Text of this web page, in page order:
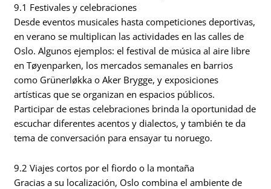
9.1 Festivales y celebraciones
Desde eventos musicales hasta competiciones deportivas,
en verano se multiplican las actividades en las calles de
Oslo. Algunos ejemplos: el festival de música al aire libre
en Tøyenparken, los mercados semanales en barrios
como Grünerløkka o Aker Brygge, y exposiciones
artísticas que se organizan en espacios públicos.
Participar de estas celebraciones brinda la oportunidad de
escuchar diferentes acentos y dialectos, y también te da
tema de conversación para ensayar tu noruego.
9.2 Viajes cortos por el fiordo o la montaña
Gracias a su localización, Oslo combina el ambiente de